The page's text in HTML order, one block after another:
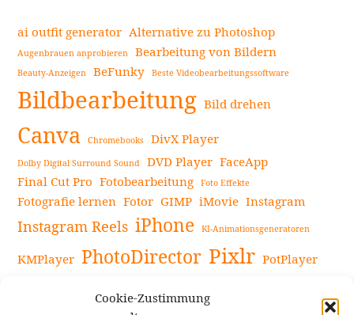
Cookie-Zustimmung
ai outfit generator Alternative zu Photoshop
Augenbrauen anprobieren Bearbeitung von Bildern
Beauty-Anzeigen BeFunky Beste Videobearbeitungssoftware
Bildbearbeitung Bild drehen
Canva Chromebooks DivX Player
Dolby Digital Surround Sound DVD Player FaceApp
Final Cut Pro Fotobearbeitung Foto Effekte
Fotografie lernen Fotor GIMP iMovie Instagram
Instagram Reels iPhone KI-Animationsgeneratoren
KMPlayer PhotoDirector Pixlr PotPlayer
Snapseed